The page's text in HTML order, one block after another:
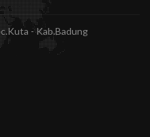
- Kab.Badung